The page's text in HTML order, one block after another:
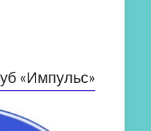
«Импульс»